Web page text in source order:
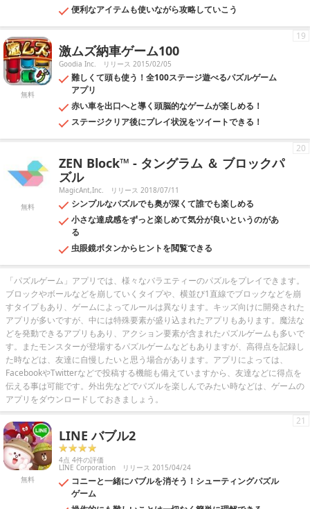
便利なアイテムも使いながら攻略していこう
無料
激ムズ納車ゲーム100
Goodia Inc. リリース 2015/02/05
難しくて頭も使う！全100ステージ遊べるパズルゲーム
アプリ
赤い車を出口へと導く頭脳的なゲームが楽しめる！
ステージクリア後にプレイ状況をツイートできる！
19
無料
ZEN Block™ - タングラム ＆ ブロックパ
ズル
MagicAnt,Inc. リリース 2018/07/11
シンプルなパズルでも奥が深くて誰でも楽しめる
小さな達成感をずっと楽しめて気分が良いというのがあ
る
虫眼鏡ボタンからヒントを閲覧できる
20
「パズルゲーム」アプリでは、様々なバラエティーのパズルをプレイできます。
ブロックやボールなどを崩していくタイプや、横並び1直線でブロックなどを崩
すタイプもあり、ゲームによってルールは異なります。キッズ向けに開発された
アプリが多いですが、中には特殊要素が盛り込まれたアプリもあります。魔法な
どを発動できるアプリもあり、アクション要素が含まれたパズルゲームも多いで
す。またモンスターが登場するパズルゲームなどもありますが、高得点を記録し
た時などは、友達に自慢したいと思う場合があります。アプリによっては、
FacebookやTwitterなどで投稿する機能も備えていますから、友達などに得点を
伝える事は可能です。外出先などでパズルを楽しんでみたい時などは、ゲームの
アプリをダウンロードしておきましょう。
無料
LINE バブル2
4点 4件の評価
LINE Corporation リリース 2015/04/24
コニーと一緒にバブルを消そう！シューティングパズル
ゲーム
21